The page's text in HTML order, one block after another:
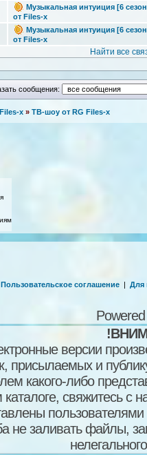
Музыкальная интуиция [6
от Files-x
Музыкальная интуиция [6
от Files-x
Найти все
сообщения:
x » ТВ-шоу от RG Files-x
Пользовательское соглашение | Для
версии
присылаемых и
какого-либо
каталоге, свяжитесь
пользователями
не заливать файлы,